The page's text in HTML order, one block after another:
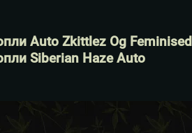
Auto Zkittlez Og Feminised
Siberian Haze Auto